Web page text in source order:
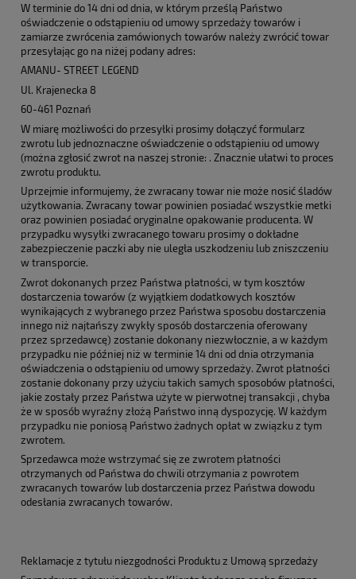
W terminie do 14 dni od dnia, w którym prześlą Państwo
oświadczenie o odstąpieniu od umowy sprzedaży towarów i
zamiarze zwrócenia zamówionych towarów należy zwrócić towar
przesyłając go na niżej podany adres:
AMANU- STREET LEGEND
Ul. Krajenecka 8
60-461 Poznań
W miarę możliwości do przesyłki prosimy dołączyć formularz
zwrotu lub jednoznaczne oświadczenie o odstąpieniu od umowy
(można zgłosić zwrot na naszej stronie: . Znacznie ułatwi to proces
zwrotu produktu.
Uprzejmie informujemy, że zwracany towar nie może nosić śladów
użytkowania. Zwracany towar powinien posiadać wszystkie metki
oraz powinien posiadać oryginalne opakowanie producenta. W
przypadku wysyłki zwracanego towaru prosimy o dokładne
zabezpieczenie paczki aby nie uległa uszkodzeniu lub zniszczeniu
w transporcie.
Zwrot dokonanych przez Państwa płatności, w tym kosztów
dostarczenia towarów (z wyjątkiem dodatkowych kosztów
wynikających z wybranego przez Państwa sposobu dostarczenia
innego niż najtańszy zwykły sposób dostarczenia oferowany
przez sprzedawcę) zostanie dokonany niezwłocznie, a w każdym
przypadku nie później niż w terminie 14 dni od dnia otrzymania
oświadczenia o odstąpieniu od umowy sprzedaży. Zwrot płatności
zostanie dokonany przy użyciu takich samych sposobów płatności,
jakie zostały przez Państwa użyte w pierwotnej transakcji , chyba
że w sposób wyraźny złożą Państwo inną dyspozycję. W każdym
przypadku nie poniosą Państwo żadnych opłat w związku z tym
zwrotem.
Sprzedawca może wstrzymać się ze zwrotem płatności
otrzymanych od Państwa do chwili otrzymania z powrotem
zwracanych towarów lub dostarczenia przez Państwa dowodu
odesłania zwracanych towarów.
Reklamacje z tytułu niezgodności Produktu z Umową sprzedaży